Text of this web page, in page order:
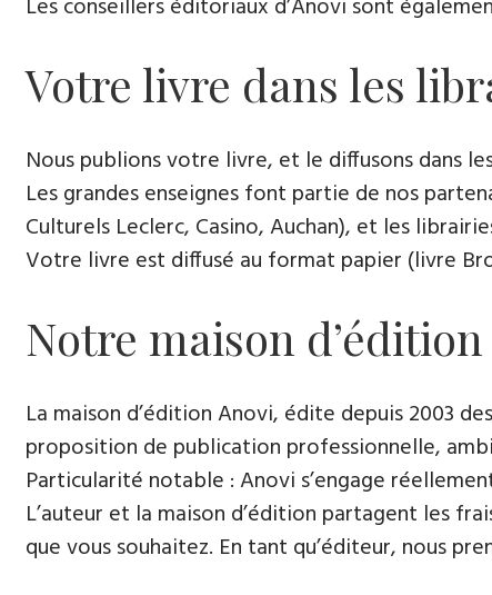
Les conseillers éditoriaux d’Anovi sont
Votre livre dans les
Nous publions votre livre, et le diffusons dans
Les grandes enseignes font partie de nos
Culturels Leclerc, Casino, Auchan), et les
Votre livre est diffusé au format papier (livre
Notre maison d’édition
La maison d’édition Anovi, édite depuis 2003
proposition de publication professionnelle,
Particularité notable : Anovi s’engage
L’auteur et la maison d’édition partagent les
que vous souhaitez. En tant qu’éditeur, nous